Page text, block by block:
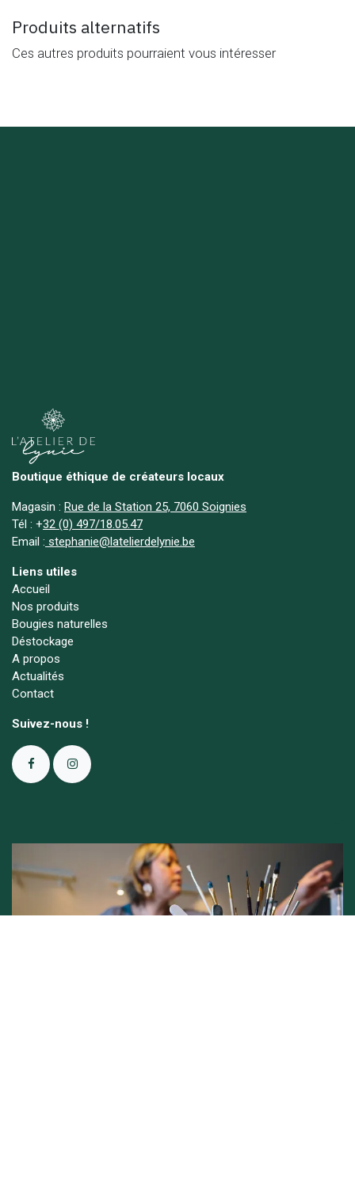
Produits alternatifs
Ces autres produits pourraient vous intéresser
Boutique éthique de créateurs locaux
Magasin : Rue de la Station 25, 7060 Soignies
Tél : +32 (0) 497/18.05.47
Email : stephanie@latelierdelynie.be
Liens utiles
Accueil
Nos produits
Bougies naturelles
Déstockage
A propos
Actualités
Contact
Suivez-nous !